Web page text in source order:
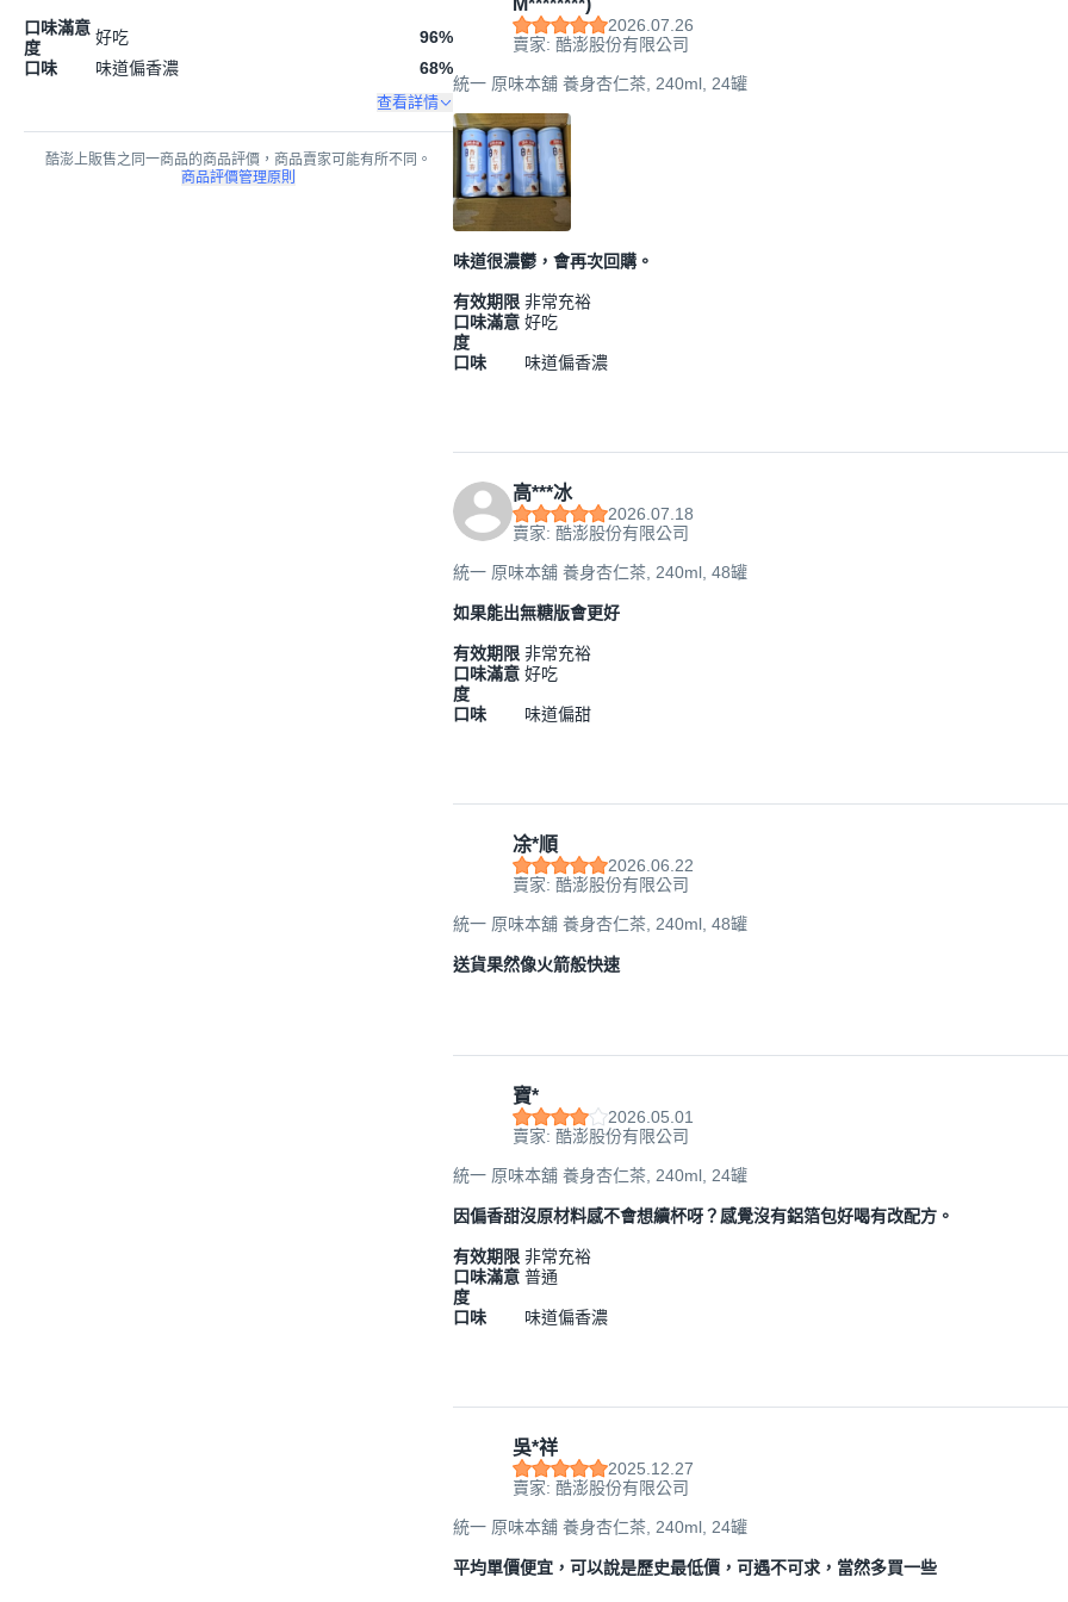
口味滿意
度
好吃 96%
口味
味道偏香濃 68%
查看詳情
酷澎上販售之同一商品的商品評價，商品賣家可能有所不同。
商品評價管理原則
M********)
2026.07.26
賣家: 酷澎股份有限公司
統一 原味本舖 養身杏仁茶, 240ml, 24罐
味道很濃鬱，會再次回購。
有效期限 非常充裕
口味滿意
度
好吃
口味 味道偏香濃
高***冰
2026.07.18
賣家: 酷澎股份有限公司
統一 原味本舖 養身杏仁茶, 240ml, 48罐
如果能出無糖版會更好
有效期限 非常充裕
口味滿意
度
好吃
口味 味道偏甜
凃*順
2026.06.22
賣家: 酷澎股份有限公司
統一 原味本舖 養身杏仁茶, 240ml, 48罐
送貨果然像火箭般快速
寶*
2026.05.01
賣家: 酷澎股份有限公司
統一 原味本舖 養身杏仁茶, 240ml, 24罐
因偏香甜沒原材料感不會想續杯呀？感覺沒有鋁箔包好喝有改配方。
有效期限 非常充裕
口味滿意
度
普通
口味 味道偏香濃
吳*祥
2025.12.27
賣家: 酷澎股份有限公司
統一 原味本舖 養身杏仁茶, 240ml, 24罐
平均單價便宜，可以說是歷史最低價，可遇不可求，當然多買一些